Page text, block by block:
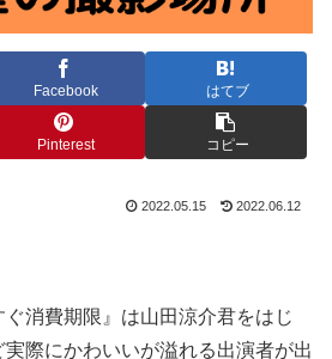
Facebook はてブ
Pinterest コピー
2022.05.15 2022.06.12
ぐ消費期限』は山田涼介君をはじ
際にかわいいが溢れる出演者が出